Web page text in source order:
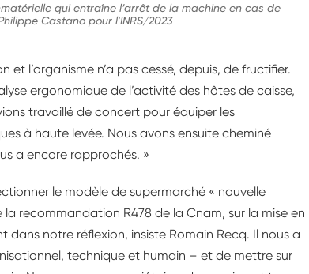
qui entraîne l’arrêt de la machine en cas de
Castano pour l'INRS/2023
et l’organisme n’a pas cessé, depuis, de fructifier.
ergonomique de l’activité des hôtes de caisse,
travaillé de concert pour équiper les
à haute levée. Nous avons ensuite cheminé
a encore rapprochés. »
le modèle de supermarché « nouvelle
recommandation R478 de la Cnam, sur la mise en
notre réflexion, insiste Romain Recq. Il nous a
technique et humain – et de mettre sur